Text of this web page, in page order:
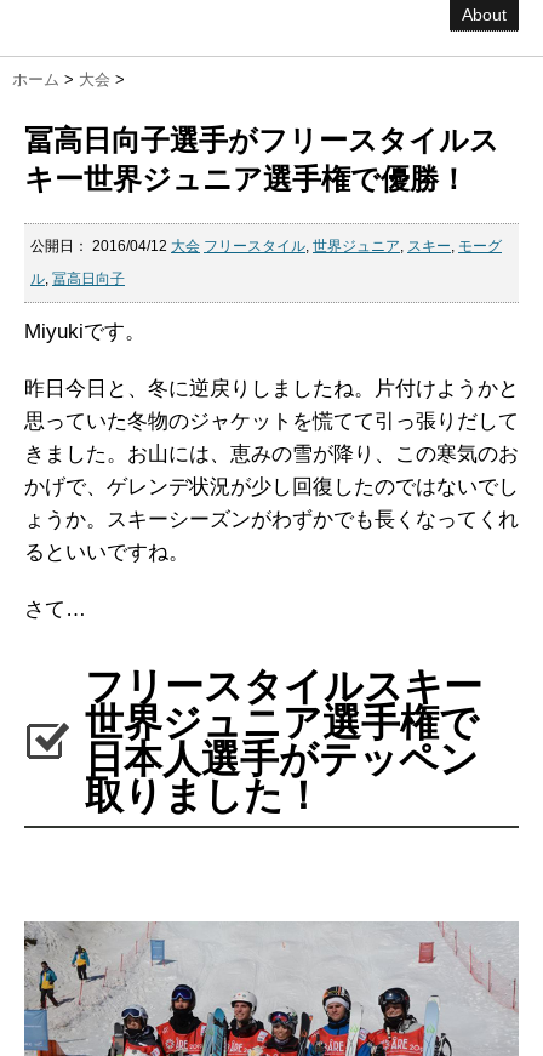
About
ホーム > 大会 >
冨高日向子選手がフリースタイルス
キー世界ジュニア選手権で優勝！
公開日： 2016/04/12 大会 フリースタイル, 世界ジュニア, スキー, モーグ
ル, 冨高日向子
Miyukiです。
昨日今日と、冬に逆戻りしましたね。片付けようかと
思っていた冬物のジャケットを慌てて引っ張りだして
きました。お山には、恵みの雪が降り、この寒気のお
かげで、ゲレンデ状況が少し回復したのではないでし
ょうか。スキーシーズンがわずかでも長くなってくれ
るといいですね。
さて…
フリースタイルスキー
世界ジュニア選手権で
日本人選手がテッペン
取りました！